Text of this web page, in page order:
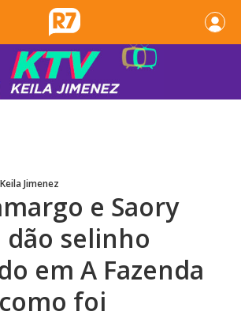
Keila Jimenez
e Saory
dão selinho
em A Fazenda
foi